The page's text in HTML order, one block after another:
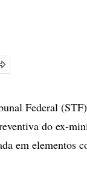
Federal
do ex-
em elementos